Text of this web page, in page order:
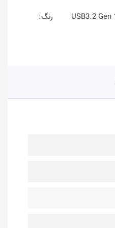
ظرفیت: 2 ترابایت رابط: USB3.2 Gen 1 رنگ: